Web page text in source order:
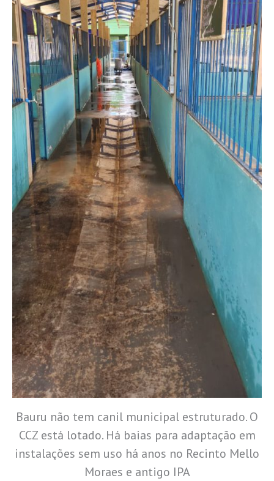
Bauru não tem canil municipal estruturado. O
CCZ está lotado. Há baias para adaptação em
instalações sem uso há anos no Recinto Mello
Moraes e antigo IPA